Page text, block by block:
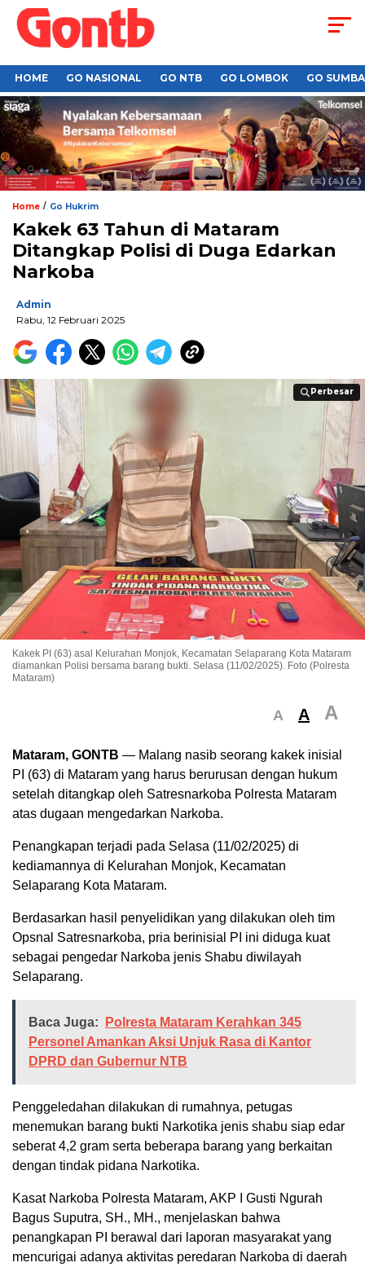
HOME GO NASIONAL GO NTB GO LOMBOK GO
Home / Go Hukrim
Kakek 63 Tahun di Mataram
Ditangkap Polisi di Duga Edarkan
Narkoba
Admin
Rabu, 12 Februari 2025
Perbesar
Perbesar
Kakek PI (63) asal Kelurahan Monjok, Kecamatan Selaparang Kota Mataram
diamankan Polisi bersama barang bukti. Selasa (11/02/2025). Foto (Polresta
Mataram)
A A A
Mataram, GONTB — Malang nasib seorang kakek inisial
PI (63) di Mataram yang harus berurusan dengan hukum
setelah ditangkap oleh Satresnarkoba Polresta Mataram
atas dugaan mengedarkan Narkoba.
Penangkapan terjadi pada Selasa (11/02/2025) di
kediamannya di Kelurahan Monjok, Kecamatan
Selaparang Kota Mataram.
Berdasarkan hasil penyelidikan yang dilakukan oleh tim
Opsnal Satresnarkoba, pria berinisial PI ini diduga kuat
sebagai pengedar Narkoba jenis Shabu diwilayah
Selaparang.
Baca Juga:
Polresta Mataram Kerahkan 345
Personel Amankan Aksi Unjuk Rasa di Kantor
DPRD dan Gubernur NTB
Penggeledahan dilakukan di rumahnya, petugas
menemukan barang bukti Narkotika jenis shabu siap edar
seberat 4,2 gram serta beberapa barang yang berkaitan
dengan tindak pidana Narkotika.
Kasat Narkoba Polresta Mataram, AKP I Gusti Ngurah
Bagus Suputra, SH., MH., menjelaskan bahwa
penangkapan PI berawal dari laporan masyarakat yang
mencurigai adanya aktivitas peredaran Narkoba di daerah